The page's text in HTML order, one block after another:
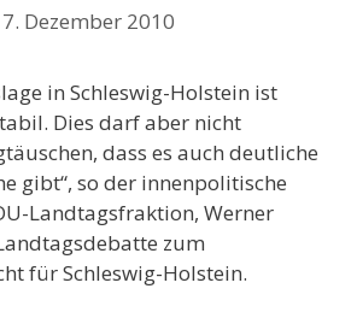
Dezember 2010
in Schleswig-Holstein ist
Dies darf aber nicht
dass es auch deutliche
gibt“, so der innenpolitische
Landtagsfraktion, Werner
zum
für Schleswig-Holstein.